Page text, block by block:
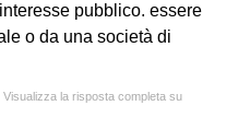
pubblico. essere
o da una società di
Visualizza la risposta completa su